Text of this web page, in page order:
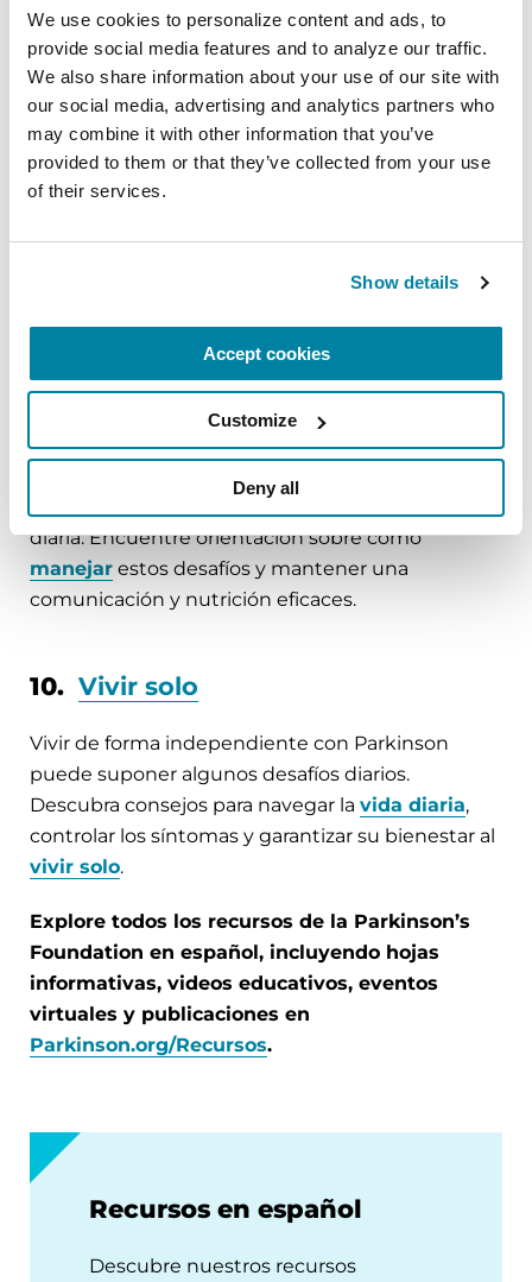
We use cookies to personalize content and ads, to
provide social media features and to analyze our traffic.
We also share information about your use of our site with
our social media, advertising and analytics partners who
may combine it with other information that you’ve
provided to them or that they’ve collected from your use
of their services.
Show details
Accept cookies
Customize
Deny all
puede ayudarle a planificar y controlar la EP con
eficacia.
8. Salud sexual
general. Conozca el impacto del Parkinson en la
y descubra estrategias para
saludable.
Habla y deglución
El Parkinson puede afectar el habla y la
deglución, así como las actividades de la vida
diaria. Encuentre orientación sobre cómo
manejar estos desafíos y mantener una
comunicación y nutrición eficaces.
10. Vivir solo
Vivir de forma independiente con Parkinson
puede suponer algunos desafíos diarios.
Descubra consejos para navegar la vida diaria,
controlar los síntomas y garantizar su bienestar al
vivir solo.
Explore todos los recursos de la Parkinson’s
Foundation en español, incluyendo hojas
informativas, videos educativos, eventos
virtuales y publicaciones en
Parkinson.org/Recursos.
Recursos en español
Descubre nuestros recursos